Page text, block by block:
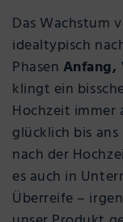
Das Wachstum
idealtypisch
Phasen Anfang,
klingt ein
Hochzeit immer
glücklich bis ans
nach der
es auch in
Überreife –